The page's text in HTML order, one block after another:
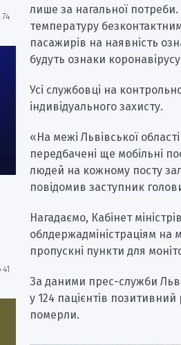
лише за нагальної
температуру
пасажирів на наявність
будуть ознаки
Усі службовці на
індивідуального захисту.
«На межі Львівської
передбачені ще мобільні
людей на кожному посту
повідомив заступник
Нагадаємо, Кабінет
облдержадміністраціям на
пропускні пункти для
За даними прес-служби
у 124 пацієнтів позитивний
померли.
74
41